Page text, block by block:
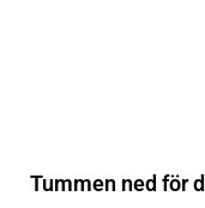
Tummen ned för